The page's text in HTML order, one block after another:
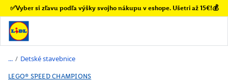
✅Vyber si zľavu podľa výšky svojho nákupu v eshope. Ušetri až 15€!💰
/ Detské stavebnice
LEGO® SPEED CHAMPIONS